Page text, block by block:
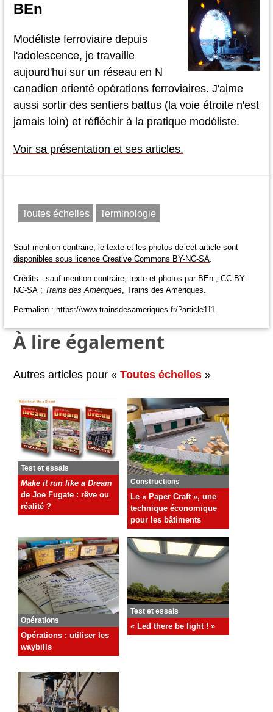
BEn
Modéliste ferroviaire depuis
l'adolescence, je travaille
aujourd'hui sur un réseau en N
canadien orienté opérations ferroviaires. J'aime
aussi sortir des sentiers battus (la voie étroite n'est
jamais loin) et réfléchir à la pratique modéliste.
Voir sa présentation et ses articles.
Toutes échelles Terminologie
Sauf mention contraire, le texte et les photos de cet article sont
disponibles sous licence Creative Commons BY-NC-SA.
Crédits : sauf mention contraire, texte et photos par BEn ; CC-BY-
NC-SA ; Trains des Amériques, Trains des Amériques.
Permalien : https://www.trainsdesameriques.fr/?article111
À lire également
Autres articles pour « Toutes échelles »
Test et essais
Make it run like a Dream
de Joe Fugate : rêve ou
réalité ?
Constructions
Le « Paper Craft », une
technique économique
pour les bâtiments
Opérations
Opérations : utiliser les
waybills
Test et essais
« Led there be light ! »